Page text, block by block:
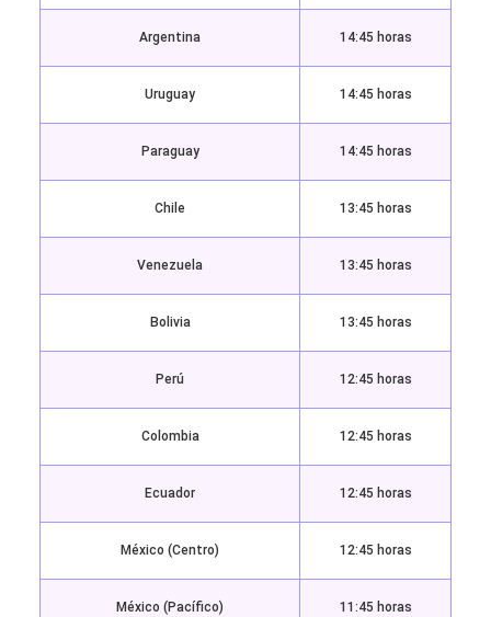
Argentina 14:45 horas
Uruguay 14:45 horas
Paraguay 14:45 horas
Chile 13:45 horas
Venezuela 13:45 horas
Bolivia 13:45 horas
Perú 12:45 horas
Colombia 12:45 horas
Ecuador 12:45 horas
México (Centro) 12:45 horas
México (Pacífico) 11:45 horas